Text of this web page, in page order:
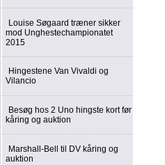
Louise Søgaard træner sikker
mod Unghestechampionatet
2015
Hingestene Van Vivaldi og
Vilancio
Besøg hos 2 Uno hingste kort før
kåring og auktion
Marshall-Bell til DV kåring og
auktion